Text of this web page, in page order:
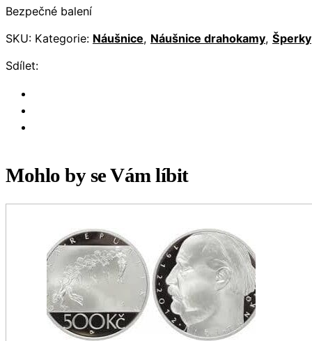
Bezpečné balení
SKU: Kategorie: Náušnice, Náušnice drahokamy, Šperky
Sdílet:
Mohlo by se Vám líbit